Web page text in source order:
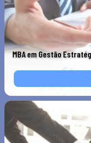
MBA em Gestão